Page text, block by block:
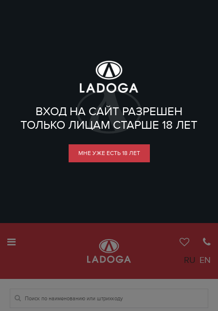
ВХОД НА САЙТ РАЗРЕШЕН
ТОЛЬКО ЛИЦАМ СТАРШЕ 18 ЛЕТ
МНЕ УЖЕ ЕСТЬ 18 ЛЕТ
RU EN